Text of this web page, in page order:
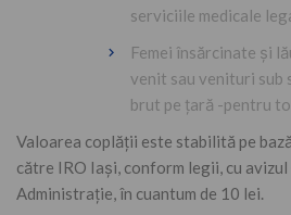
serviciile medicale
Femei însărcinate și
venit sau venituri sub
brut pe țară -pentru
Valoarea coplății este stabilită pe
către IRO Iași, conform legii, cu
Administrație, în cuantum de 10 lei.